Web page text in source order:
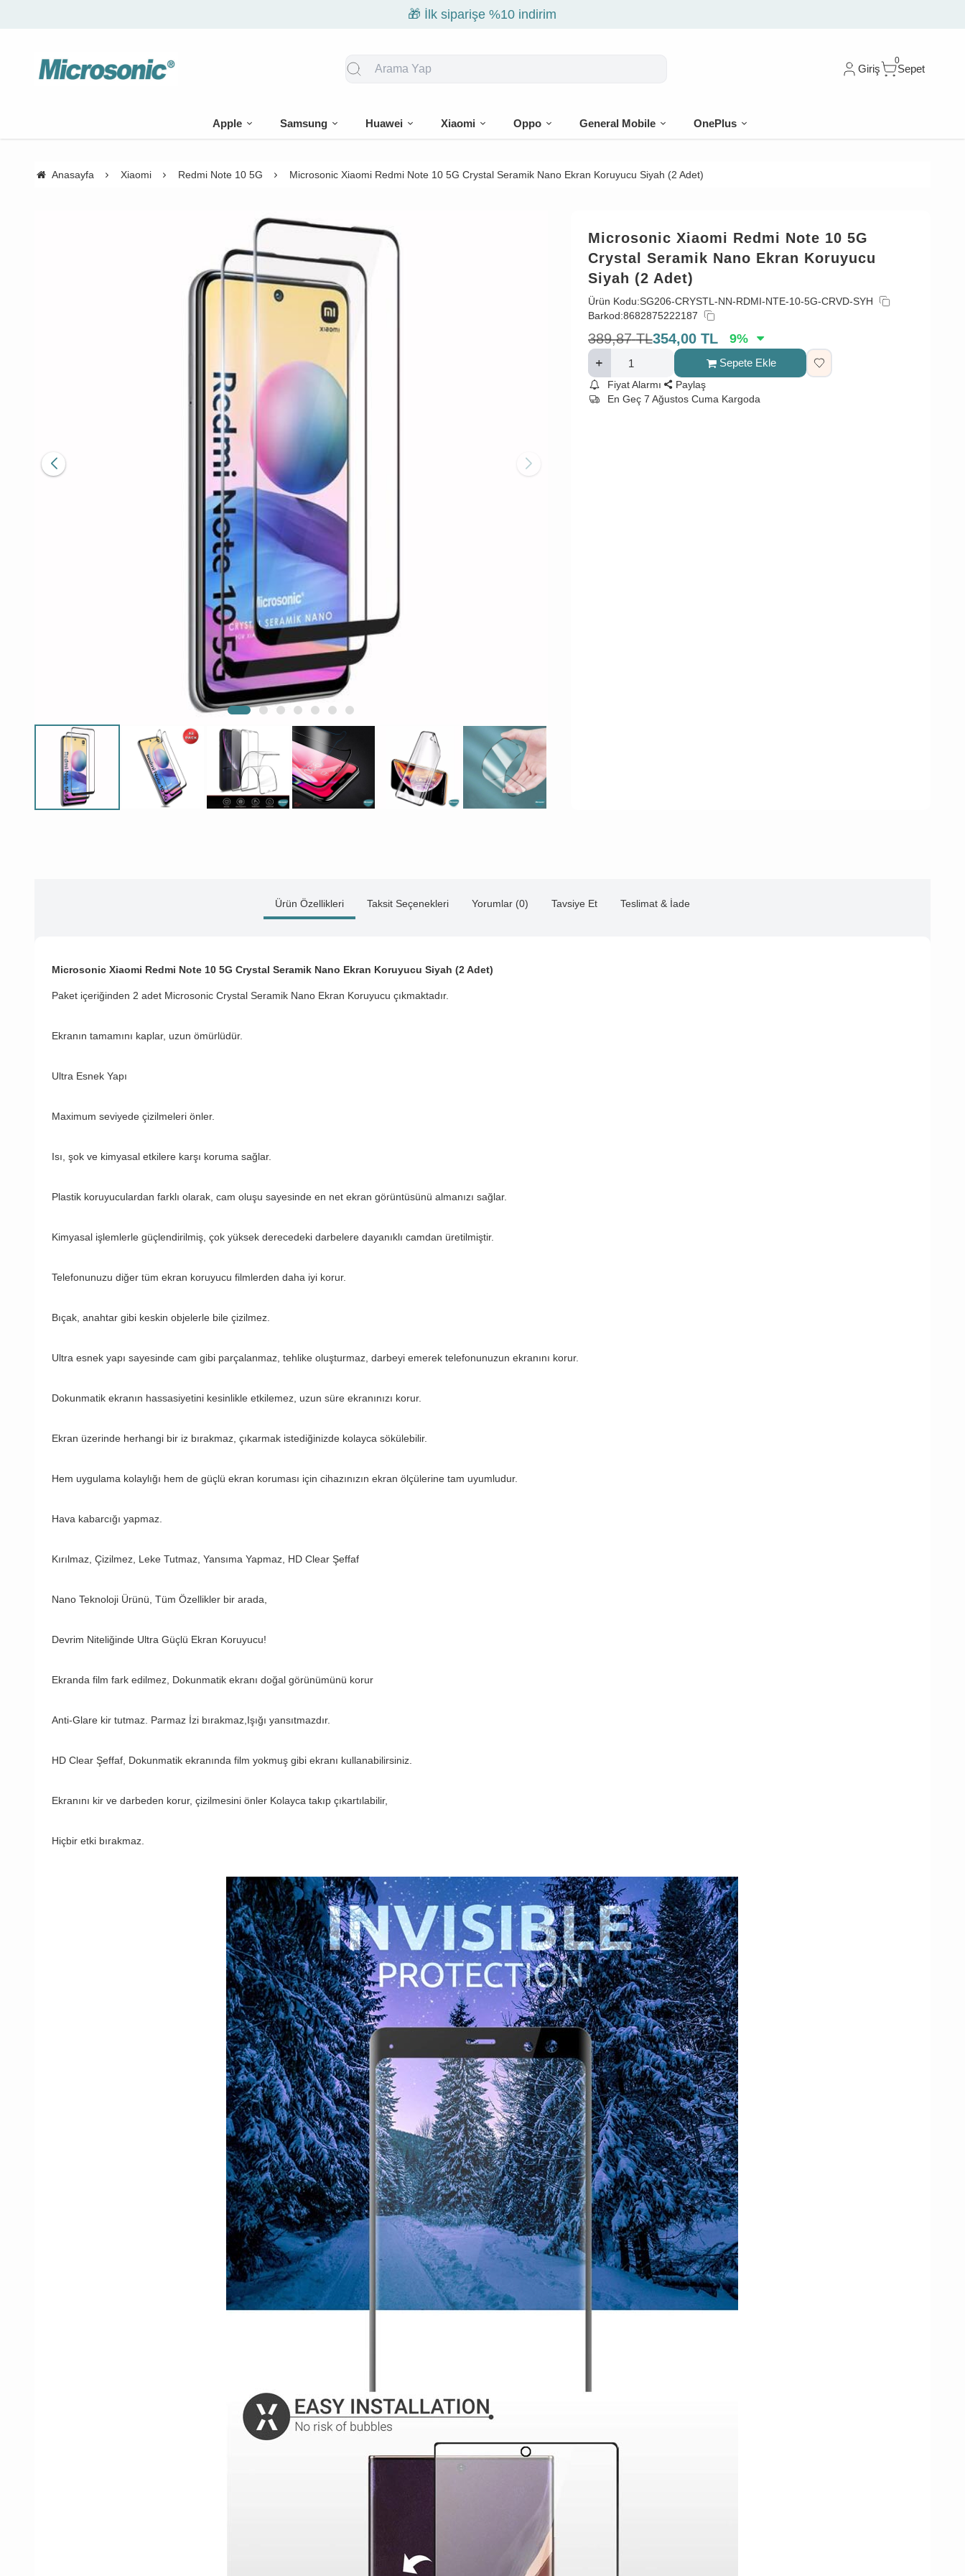
🎁 İlk siparişe %10 indirim
Giriş
0
Sepet
Apple Samsung Huawei Xiaomi Oppo General Mobile OnePlus
Anasayfa Xiaomi Redmi Note 10 5G Microsonic Xiaomi Redmi Note 10 5G Crystal Seramik Nano Ekran Koruyucu Siyah (2 Adet)
Microsonic Xiaomi Redmi Note 10 5G
Crystal Seramik Nano Ekran Koruyucu
Siyah (2 Adet)
Ürün Kodu:SG206-CRYSTL-NN-RDMI-NTE-10-5G-CRVD-SYH
Barkod:8682875222187
389,87 TL354,00 TL 9%
Sepete Ekle
Fiyat Alarmı
Paylaş
En Geç 7 Ağustos Cuma Kargoda
Ürün Özellikleri Taksit Seçenekleri Yorumlar (0) Tavsiye Et Teslimat & İade
Microsonic Xiaomi Redmi Note 10 5G Crystal Seramik Nano Ekran Koruyucu Siyah (2 Adet)
Paket içeriğinden 2 adet Microsonic Crystal Seramik Nano Ekran Koruyucu çıkmaktadır.
Ekranın tamamını kaplar, uzun ömürlüdür.
Ultra Esnek Yapı
Maximum seviyede çizilmeleri önler.
Isı, şok ve kimyasal etkilere karşı koruma sağlar.
Plastik koruyuculardan farklı olarak, cam oluşu sayesinde en net ekran görüntüsünü almanızı sağlar.
Kimyasal işlemlerle güçlendirilmiş, çok yüksek derecedeki darbelere dayanıklı camdan üretilmiştir.
Telefonunuzu diğer tüm ekran koruyucu filmlerden daha iyi korur.
Bıçak, anahtar gibi keskin objelerle bile çizilmez.
Ultra esnek yapı sayesinde cam gibi parçalanmaz, tehlike oluşturmaz, darbeyi emerek telefonunuzun ekranını korur.
Dokunmatik ekranın hassasiyetini kesinlikle etkilemez, uzun süre ekranınızı korur.
Ekran üzerinde herhangi bir iz bırakmaz, çıkarmak istediğinizde kolayca sökülebilir.
Hem uygulama kolaylığı hem de güçlü ekran koruması için cihazınızın ekran ölçülerine tam uyumludur.
Hava kabarcığı yapmaz.
Kırılmaz, Çizilmez, Leke Tutmaz, Yansıma Yapmaz, HD Clear Şeffaf
Nano Teknoloji Ürünü, Tüm Özellikler bir arada,
Devrim Niteliğinde Ultra Güçlü Ekran Koruyucu!
Ekranda film fark edilmez, Dokunmatik ekranı doğal görünümünü korur
Anti-Glare kir tutmaz. Parmaz İzi bırakmaz,Işığı yansıtmazdır.
HD Clear Şeffaf, Dokunmatik ekranında film yokmuş gibi ekranı kullanabilirsiniz.
Ekranını kir ve darbeden korur, çizilmesini önler Kolayca takıp çıkartılabilir,
Hiçbir etki bırakmaz.